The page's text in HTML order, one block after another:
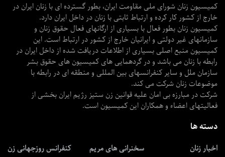
کمیسیون زنان شورای ملی مقاومت ایران، بطور گسترده ای با زنان ایران در
خارج از کشور کار کرده و ارتباط ثابتی با زنان در داخل ایران دارد.
کمیسیون زنان بطور فعال با بسیاری از ارگانهای فعال حقوق زنان و
سازمانهای غیر دولتی و ایرانیان خارج از کشور در ارتباط است. این
کمیسیون منبع اصلی بسیاری از اطلاعات دریافت شده از داخل ایران در
رابطه با زنان می باشد و در گردهمایی های کمیسیون های حقوق بشر
سازمان ملل و سایر کنفرانسهای بین المللی و منطقه ای در رابطه با
موضوعات زنان شرکت می کند.
شرکت در مبارزه بی امان علیه قوانین زن ستیز رژیم ایران بخشی از
فعالیتهای اعضاء و همکاران این کمیسیون است.
دسته ها
اخبار زنان
سخنرانی های مریم
کنفرانس روزجهانی زن